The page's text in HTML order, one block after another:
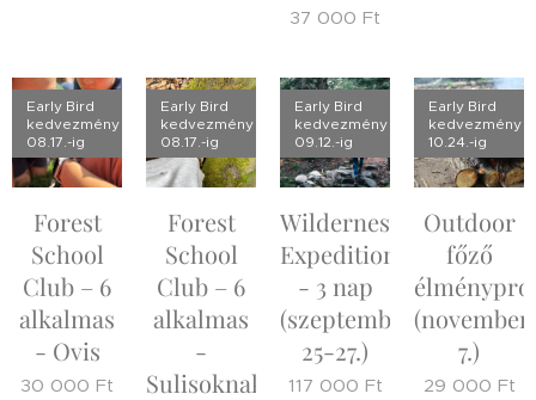
37 000 Ft
Forest
School
Club – 6
alkalmas
- Ovis
Early Bird
kedvezmény
08.17.-ig
30 000 Ft
Forest
School
Club – 6
alkalmas
-
Sulisoknak
Early Bird
kedvezmény
08.17.-ig
Wilderness
Expedition
- 3 nap
(szeptember
25-27.)
Early Bird
kedvezmény
09.12.-ig
117 000 Ft
Outdoor
főző
(november
7.)
Early Bird
kedvezmény
10.24.-ig
29 000 Ft